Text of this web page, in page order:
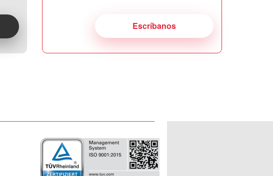
Escríbanos